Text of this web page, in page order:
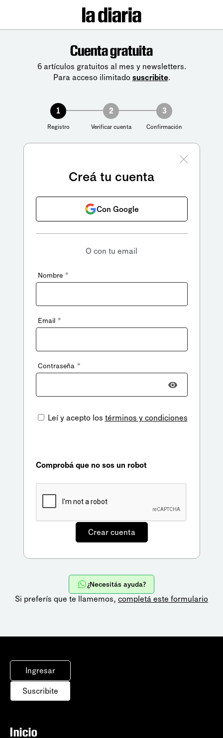
Cuenta gratuita
6 artículos gratuitos al mes y newsletters.
Para acceso ilimitado suscribite.
1
Registro
2
Verificar cuenta
3
Confirmación
Creá tu cuenta
Con Google
O con tu email
Nombre *
Email *
Contraseña *
Leí y acepto los términos y condiciones
Comprobá que no sos un robot
¿Necesitás ayuda?
Si preferís que te llamemos, completá este formulario
Ingresar
Suscribite
Inicio